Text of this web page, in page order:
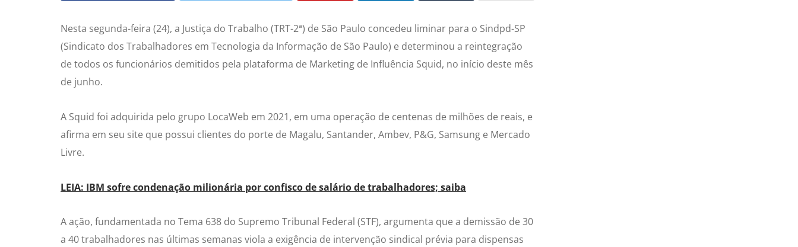
Nesta segunda-feira (24), a Justiça do Trabalho (TRT-2ª) de São Paulo concedeu liminar para o Sindpd-SP
(Sindicato dos Trabalhadores em Tecnologia da Informação de São Paulo) e determinou a reintegração
de todos os funcionários demitidos pela plataforma de Marketing de Influência Squid, no início deste mês
de junho.
A Squid foi adquirida pelo grupo LocaWeb em 2021, em uma operação de centenas de milhões de reais, e
afirma em seu site que possui clientes do porte de Magalu, Santander, Ambev, P&G, Samsung e Mercado
Livre.
LEIA: IBM sofre condenação milionária por confisco de salário de trabalhadores; saiba
A ação, fundamentada no Tema 638 do Supremo Tribunal Federal (STF), argumenta que a demissão de 30
a 40 trabalhadores nas últimas semanas viola a exigência de intervenção sindical prévia para dispensas